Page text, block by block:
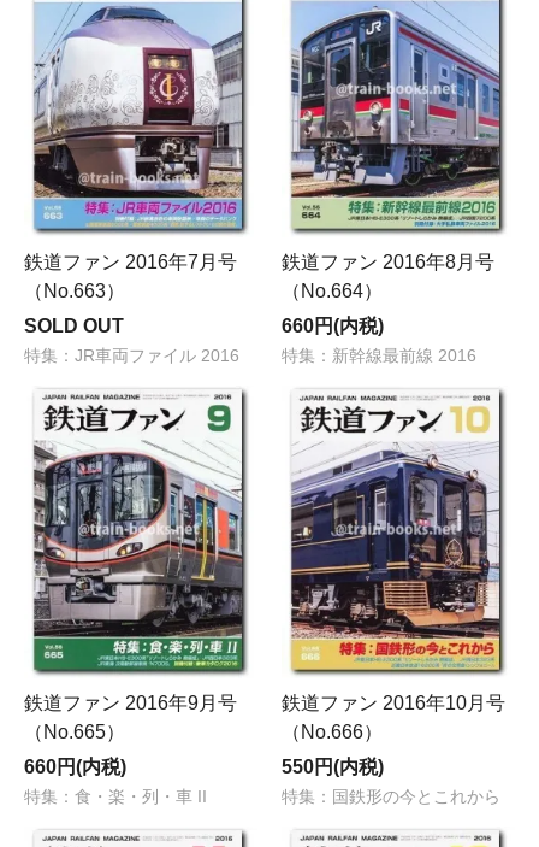
鉄道ファン 2016年7月号
（No.663）
SOLD OUT
特集：JR車両ファイル 2016
鉄道ファン 2016年8月号
（No.664）
660円(内税)
特集：新幹線最前線 2016
鉄道ファン 2016年9月号
（No.665）
660円(内税)
特集：食・楽・列・車 II
鉄道ファン 2016年10月号
（No.666）
550円(内税)
特集：国鉄形の今とこれから